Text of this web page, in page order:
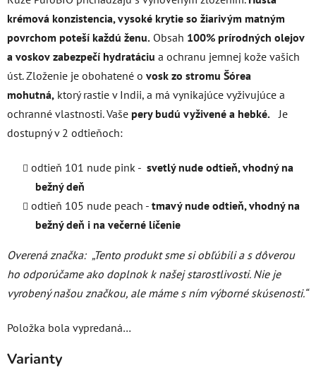
krémová konzistencia, vysoké krytie so žiarivým matným
povrchom poteší každú ženu. Obsah 100% prírodných olejov
a voskov zabezpečí hydratáciu a ochranu jemnej kože vašich
úst. Zloženie je obohatené o vosk zo stromu Šórea
mohutná, ktorý rastie v Indii, a má vynikajúce vyživujúce a
ochranné vlastnosti. Vaše pery budú vyživené a hebké. Je
dostupný v 2 odtieňoch:
odtieň 101 nude pink - svetlý nude odtieň,vhodný na
bežný deň
odtieň 105 nude peach - tmavý nude odtieň,vhodný na
bežný deň i na večerné líčenie
Overená značka: „Tento produkt sme si obľúbili a s dôverou
ho odporúčame ako doplnok k našej starostlivosti. Nie je
vyrobený našou značkou, ale máme s ním výborné skúsenosti.“
Položka bola vypredaná…
Varianty